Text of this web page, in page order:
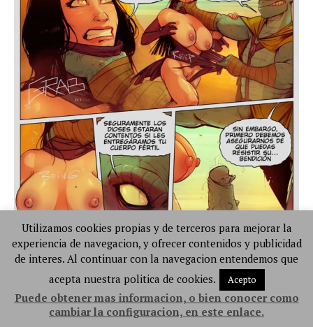
Utilizamos cookies propias y de terceros para mejorar la
experiencia de navegacion, y ofrecer contenidos y publicidad
de interes. Al continuar con la navegacion entendemos que
acepta nuestra politica de cookies.
Acepto
Puede obtener mas informacion, o bien conocer como
cambiar la configuracion, en este enlace.